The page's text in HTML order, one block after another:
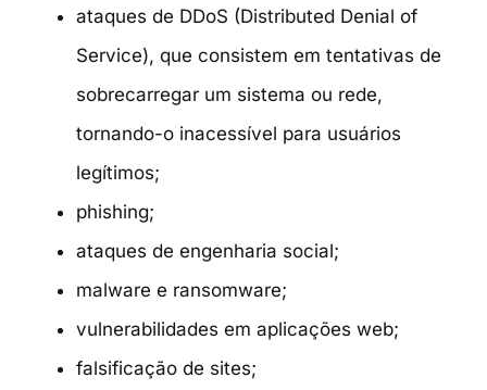
ataques de DDoS (Distributed Denial of
Service), que consistem em tentativas de
sobrecarregar um sistema ou rede,
tornando-o inacessível para usuários
legítimos;
phishing;
ataques de engenharia social;
malware e ransomware;
vulnerabilidades em aplicações web;
falsificação de sites;